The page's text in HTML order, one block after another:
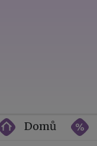
Domů